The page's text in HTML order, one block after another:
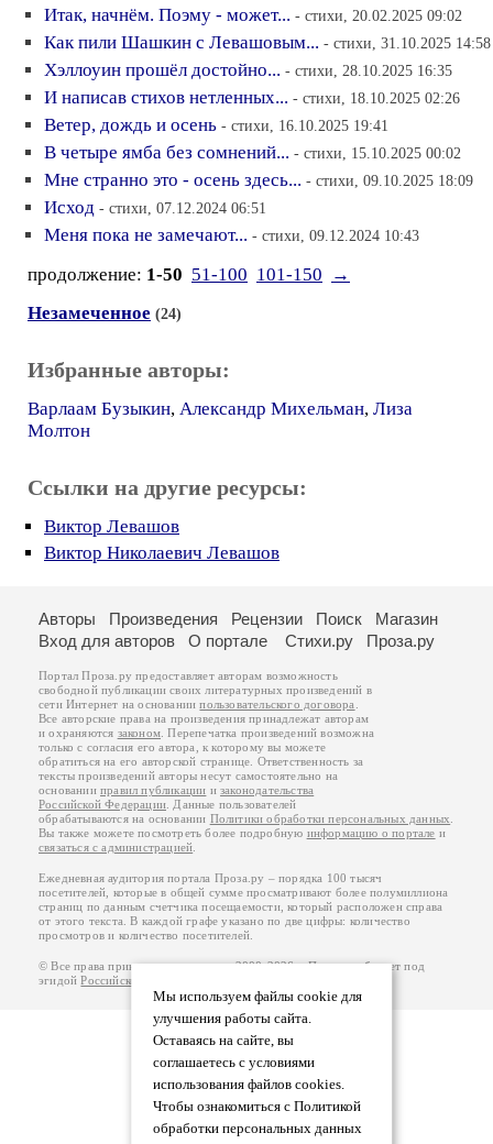
Итак, начнём. Поэму - может... - стихи, 20.02.2025 09:02
Как пили Шашкин с Левашовым... - стихи, 31.10.2025 14:58
Хэллоуин прошёл достойно... - стихи, 28.10.2025 16:35
И написав стихов нетленных... - стихи, 18.10.2025 02:26
Ветер, дождь и осень - стихи, 16.10.2025 19:41
В четыре ямба без сомнений... - стихи, 15.10.2025 00:02
Мне странно это - осень здесь... - стихи, 09.10.2025 18:09
Исход - стихи, 07.12.2024 06:51
Меня пока не замечают... - стихи, 09.12.2024 10:43
продолжение: 1-50 51-100 101-150
→
Незамеченное (24)
Избранные авторы:
Варлаам Бузыкин, Александр Михельман, Лиза
Молтон
Ссылки на другие ресурсы:
Виктор Левашов
Виктор Николаевич Левашов
Мы используем файлы cookie для
улучшения работы сайта.
Оставаясь на сайте, вы
соглашаетесь с условиями
использования файлов cookies.
Чтобы ознакомиться с Политикой
обработки персональных данных
Авторы Произведения Рецензии Поиск
Магазин
Вход для авторов
О портале Стихи.ру Проза.ру
Портал Проза.ру предоставляет авторам возможность
свободной публикации своих литературных произведений в
сети Интернет на основаниипользовательского договора.
Все авторские права на произведения принадлежат авторам
и охраняются законом. Перепечатка произведений возможна
только с согласия его автора, к которому вы можете
обратиться на его авторской странице. Ответственность за
тексты произведений авторы несут самостоятельно на
основанииправил публикации изаконодательства
Российской Федерации. Данные пользователей
обрабатываются на основании Политики обработки персональных данных.
Вы также можете посмотреть более подробную информацию о портале и
связаться с администрацией.
Ежедневная аудитория портала Проза.ру – порядка 100 тысяч
посетителей, которые в общей сумме просматривают более полумиллиона
страниц по данным счетчика посещаемости, который расположен справа
от этого текста. В каждой графе указано по две цифры: количество
просмотров и количество посетителей.
© Все права принадлежат авторам, 2000-2026. Портал работает под
эгидойРоссийского союза писателей